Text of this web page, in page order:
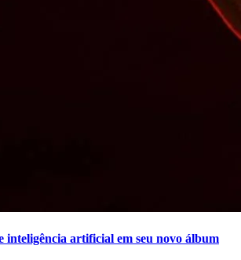
inteligência artificial em seu novo álbum